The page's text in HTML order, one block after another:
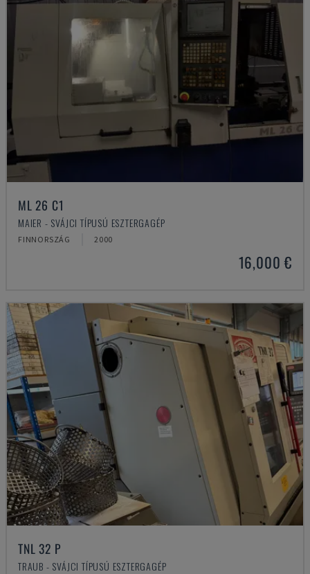
ML 26 C1
MAIER - SVÁJCI TÍPUSÚ ESZTERGAGÉP
FINNORSZÁG 2000
16,000 €
TNL 32 P
TRAUB - SVÁJCI TÍPUSÚ ESZTERGAGÉP